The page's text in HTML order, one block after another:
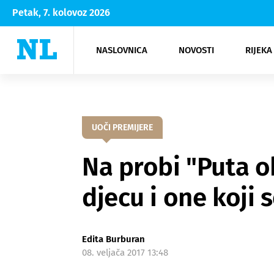
Petak, 7. kolovoz 2026
NASLOVNICA NOVOSTI
Rijeka Opatija
NK
Moda
Kultura
UOČI PREMIJERE
Na probi "Puta
djecu i one koji
Edita Burburan
08. veljača 2017 13:48